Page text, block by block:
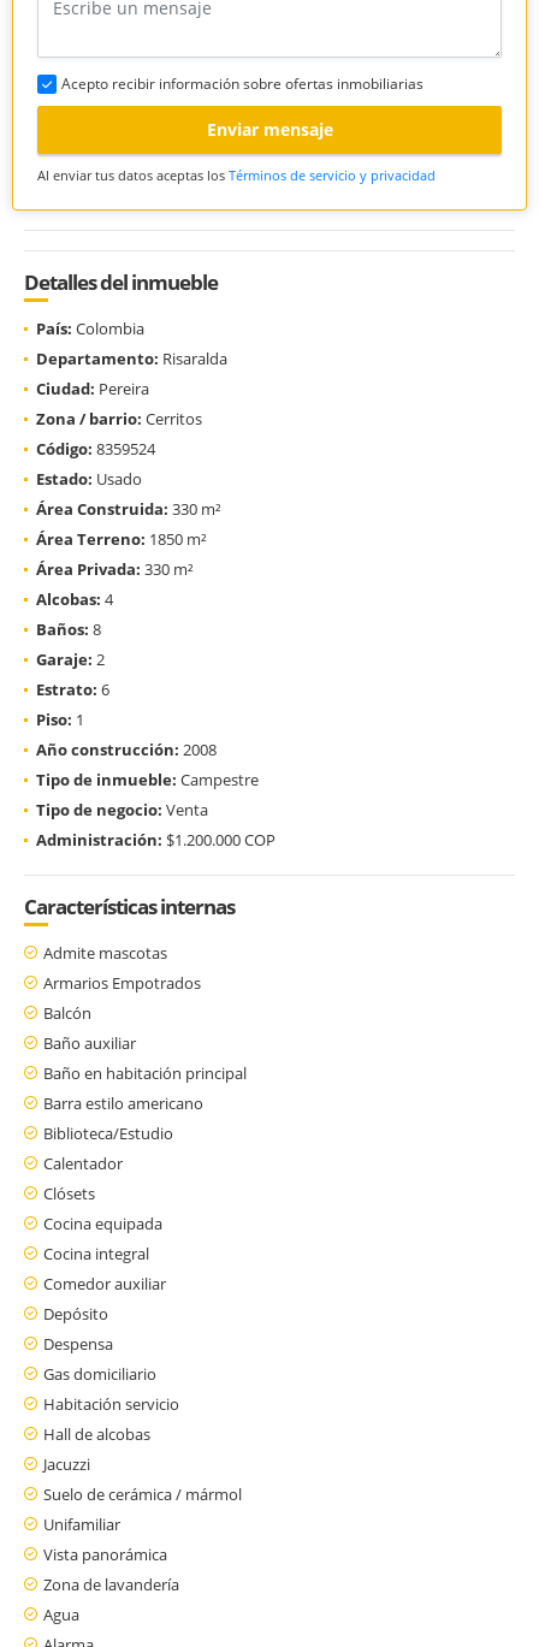
Acepto recibir información sobre ofertas inmobiliarias
Enviar mensaje
Al enviar tus datos aceptas los Términos de servicio y privacidad
Detalles del inmueble
País: Colombia
Departamento: Risaralda
Ciudad: Pereira
Zona / barrio: Cerritos
Código: 8359524
Estado: Usado
Área Construida: 330 m²
Área Terreno: 1850 m²
Área Privada: 330 m²
Alcobas: 4
Baños: 8
Garaje: 2
Estrato: 6
Piso: 1
Año construcción: 2008
Tipo de inmueble: Campestre
Tipo de negocio: Venta
Administración: $1.200.000 COP
Características internas
Admite mascotas
Armarios Empotrados
Balcón
Baño auxiliar
Baño en habitación principal
Barra estilo americano
Biblioteca/Estudio
Calentador
Clósets
Cocina equipada
Cocina integral
Comedor auxiliar
Depósito
Despensa
Gas domiciliario
Habitación servicio
Hall de alcobas
Jacuzzi
Suelo de cerámica / mármol
Unifamiliar
Vista panorámica
Zona de lavandería
Agua